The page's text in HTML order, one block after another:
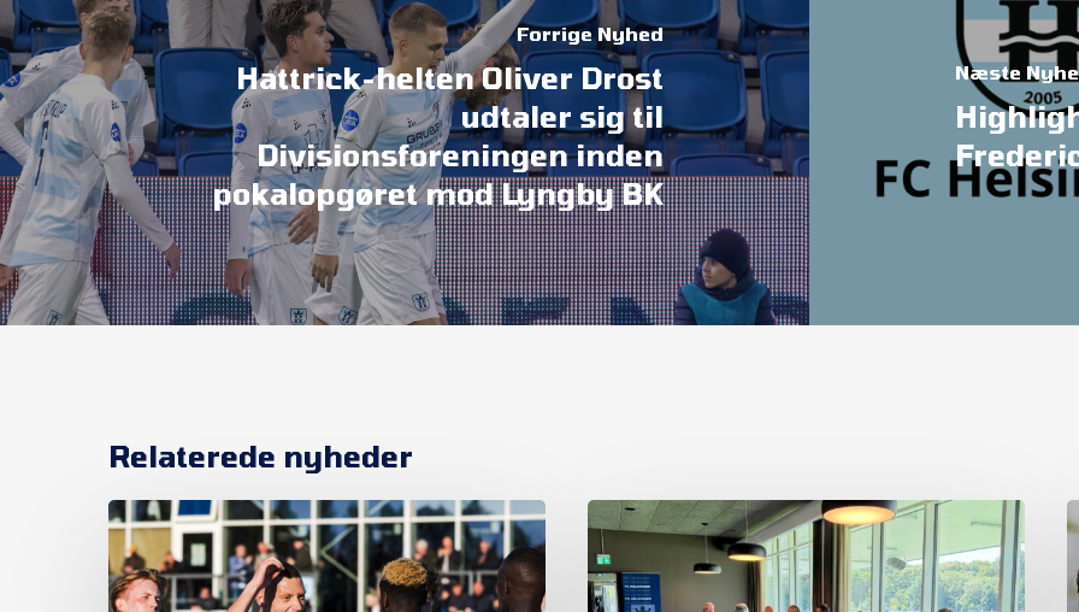
Forrige Nyhed
Hattrick-helten Oliver Drost
udtaler sig til
Divisionsforeningen inden
pokalopgøret mod Lyngby BK
Næste
Relaterede nyheder
Et
nyt
kapitel
Referat
fra
ordinær